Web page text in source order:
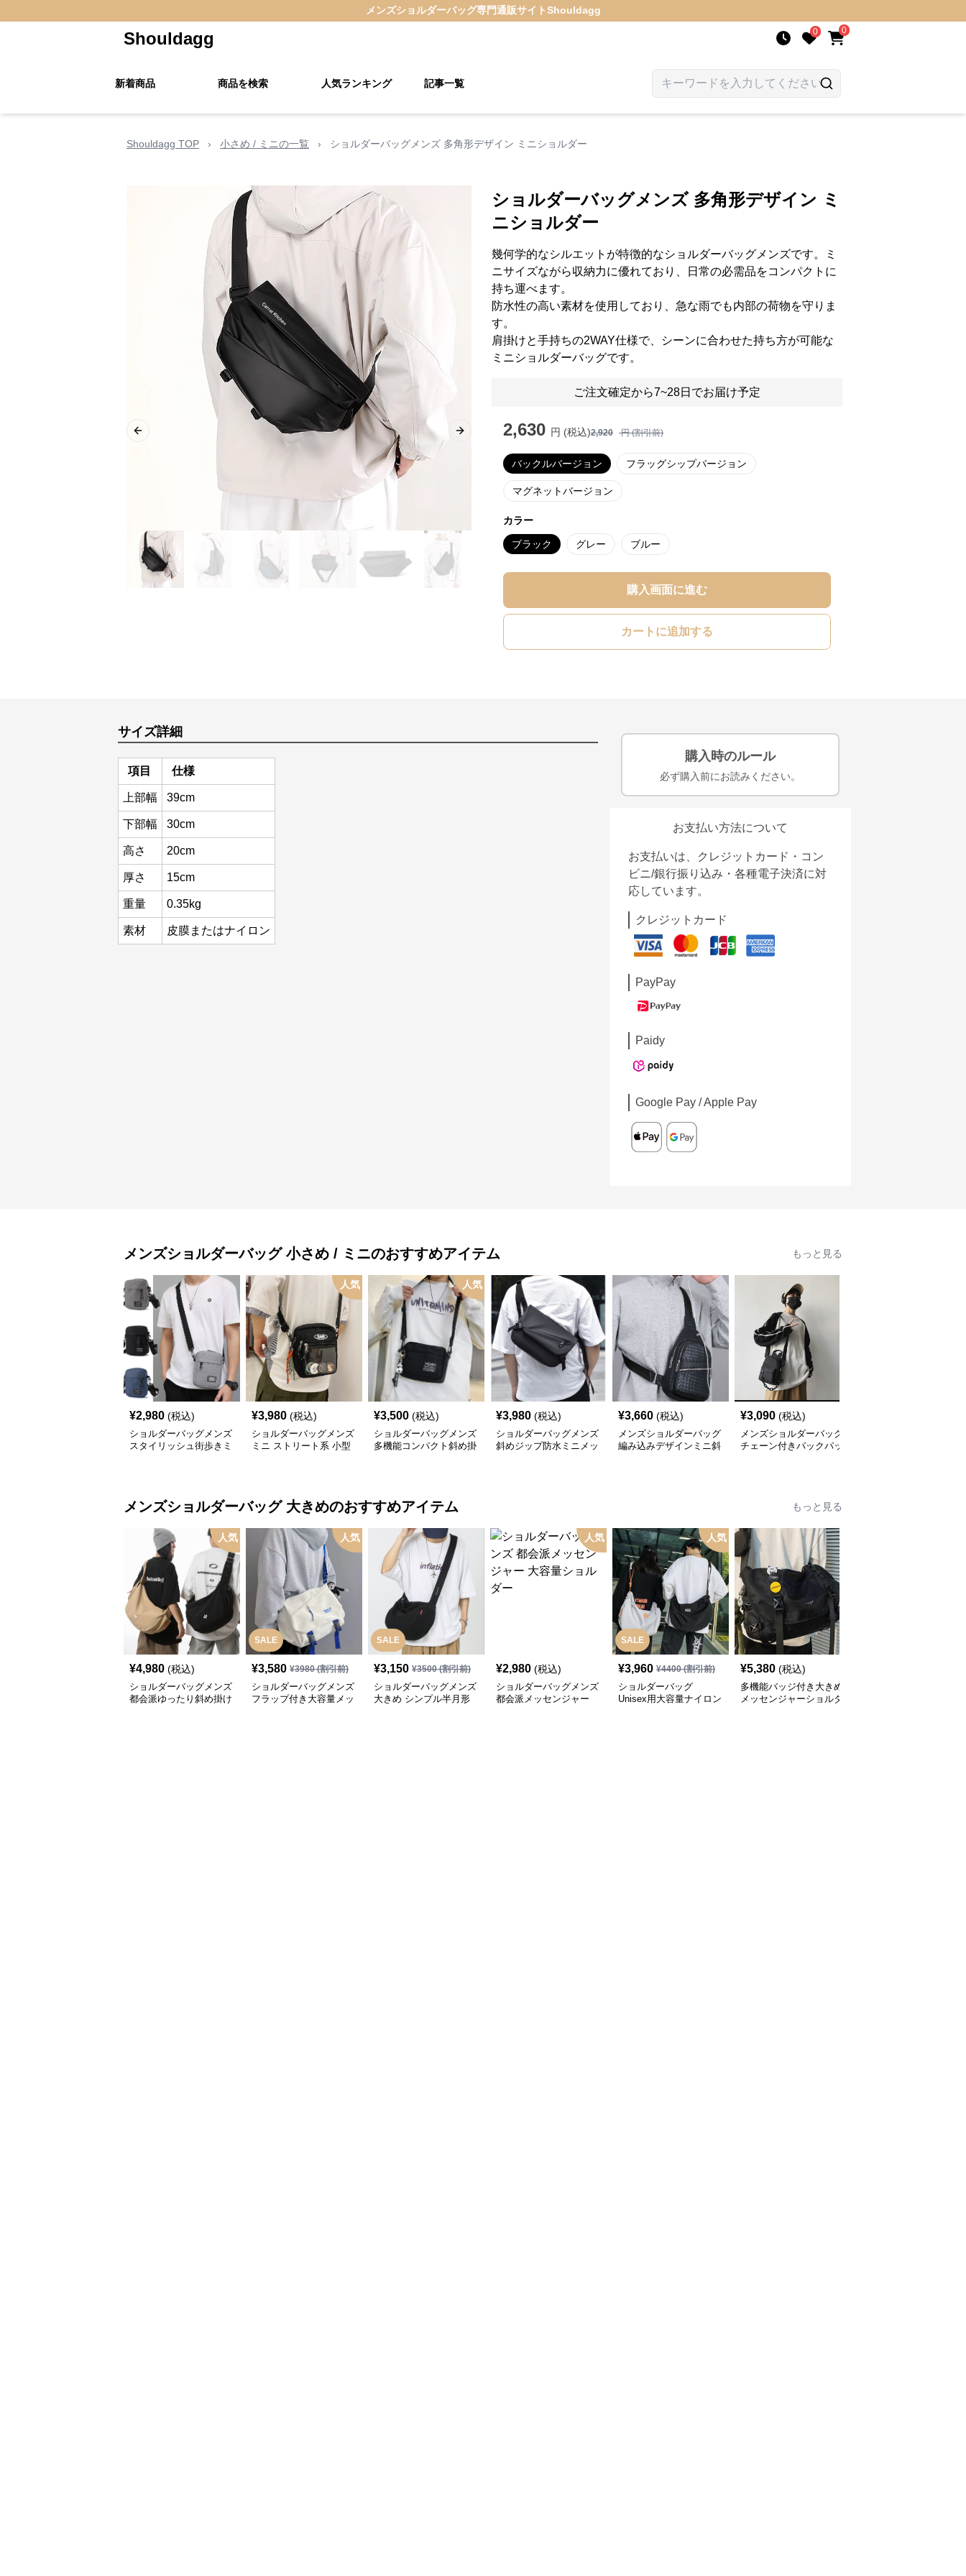
メンズショルダーバッグ専門通販サイトShouldagg
Shouldagg 0 0
新着商品 商品を検索 人気ランキング 記事一覧
Shouldagg TOP › 小さめ / ミニの一覧 › ショルダーバッグメンズ 多角形デザイン ミニショルダー
Previous slide Next slide
ショルダーバッグメンズ 多角形デザイン ミ
ニショルダー
幾何学的なシルエットが特徴的なショルダーバッグメンズです。ミ
ニサイズながら収納力に優れており、日常の必需品をコンパクトに
持ち運べます。
防水性の高い素材を使用しており、急な雨でも内部の荷物を守りま
す。
肩掛けと手持ちの2WAY仕様で、シーンに合わせた持ち方が可能な
ミニショルダーバッグです。
ご注文確定から7~28日でお届け予定
2,630 円 (税込)2,920 円 (割引前)
バックルバージョン フラッグシップバージョン
マグネットバージョン
カラー
ブラック グレー ブルー
購入画面に進む
カートに追加する
サイズ詳細
項目 仕様
上部幅 39cm
下部幅 30cm
高さ 20cm
厚さ 15cm
重量 0.35kg
素材 皮膜またはナイロン
購入時のルール
必ず購入前にお読みください。
お支払い方法について
お支払いは、クレジットカード・コン
ビニ/銀行振り込み・各種電子決済に対
応しています。
クレジットカード
PayPay
Paidy
Google Pay / Apple Pay
メンズショルダーバッグ 小さめ / ミニのおすすめアイテム もっと見る
¥2,980 (税込)
ショルダーバッグメンズ
スタイリッシュ街歩きミ
人気
¥3,980 (税込)
ショルダーバッグメンズ
ミニ ストリート系 小型
人気
¥3,500 (税込)
ショルダーバッグメンズ
多機能コンパクト斜め掛
¥3,980 (税込)
ショルダーバッグメンズ
斜めジップ防水ミニメッ
¥3,660 (税込)
メンズショルダーバッグ
編み込みデザインミニ斜
¥3,090 (税込)
メンズショルダーバッグ
チェーン付きバックパッ
メンズショルダーバッグ 大きめのおすすめアイテム もっと見る
人気
¥4,980 (税込)
ショルダーバッグメンズ
都会派ゆったり斜め掛け
SALE
人気
¥3,580 ¥3980(割引前)
ショルダーバッグメンズ
フラップ付き大容量メッ
SALE
¥3,150 ¥3500(割引前)
ショルダーバッグメンズ
大きめ シンプル半月形
人気
¥2,980 (税込)
ショルダーバッグメンズ
都会派メッセンジャー
SALE
人気
¥3,960 ¥4400(割引前)
ショルダーバッグ
Unisex用大容量ナイロン
¥5,380 (税込)
多機能バッジ付き大きめ
メッセンジャーショルダ